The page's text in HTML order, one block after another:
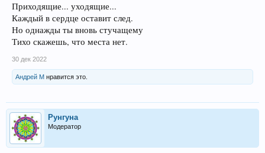
Приходящие... уходящие...
Каждый в сердце оставит след.
Но однажды ты вновь стучащему
Тихо скажешь, что места нет.
30 дек 2022
Андрей М нравится это.
Рунгуна
Модератор